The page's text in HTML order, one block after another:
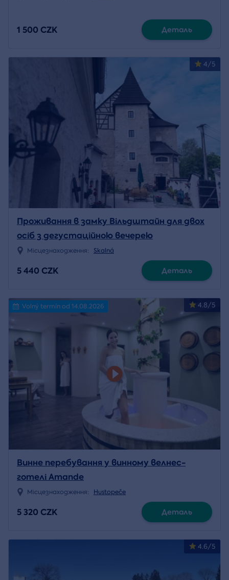
1 500 CZK Деталь
4/5
Проживання в замку Вільдштайн для двох
осіб з дегустаційною вечерею
Місцезнаходження: Skalná
5 440 CZK Деталь
4.8/5
Volný termín od 14.08.2026
Винне перебування у винному велнес-
готелі Amande
Місцезнаходження: Hustopeče
5 320 CZK Деталь
4.6/5